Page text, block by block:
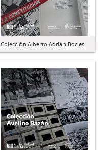
Colección Alberto Adrián Bocles